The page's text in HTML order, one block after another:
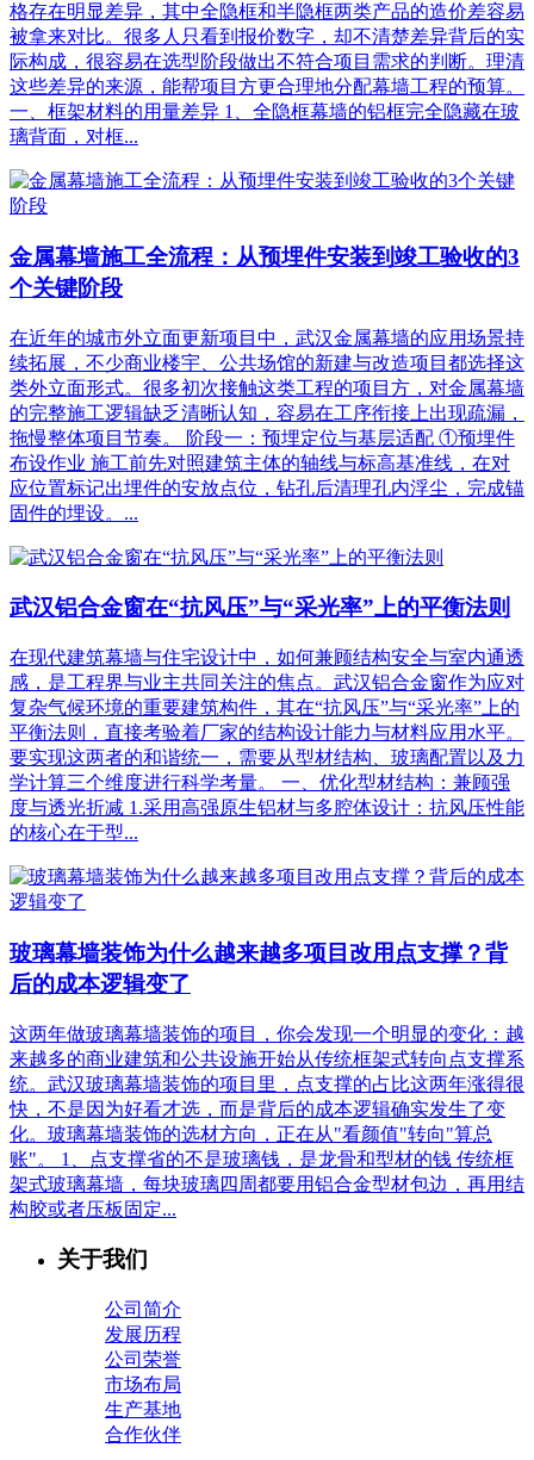
格存在明显差异，其中全隐框和半隐框两类产品的造价差容易
被拿来对比。很多人只看到报价数字，却不清楚差异背后的实
际构成，很容易在选型阶段做出不符合项目需求的判断。理清
这些差异的来源，能帮项目方更合理地分配幕墙工程的预算。
一、框架材料的用量差异 1、全隐框幕墙的铝框完全隐藏在玻
璃背面，对框...
金属幕墙施工全流程：从预埋件安装到竣工验收的3
个关键阶段
在近年的城市外立面更新项目中，武汉金属幕墙的应用场景持
续拓展，不少商业楼宇、公共场馆的新建与改造项目都选择这
类外立面形式。很多初次接触这类工程的项目方，对金属幕墙
的完整施工逻辑缺乏清晰认知，容易在工序衔接上出现疏漏，
拖慢整体项目节奏。 阶段一：预埋定位与基层适配 ①预埋件
布设作业 施工前先对照建筑主体的轴线与标高基准线，在对
应位置标记出埋件的安放点位，钻孔后清理孔内浮尘，完成锚
固件的埋设。...
武汉铝合金窗在“抗风压”与“采光率”上的平衡法则
在现代建筑幕墙与住宅设计中，如何兼顾结构安全与室内通透
感，是工程界与业主共同关注的焦点。武汉铝合金窗作为应对
复杂气候环境的重要建筑构件，其在“抗风压”与“采光率”上的
平衡法则，直接考验着厂家的结构设计能力与材料应用水平。
要实现这两者的和谐统一，需要从型材结构、玻璃配置以及力
学计算三个维度进行科学考量。 一、优化型材结构：兼顾强
度与透光折减 1.采用高强原生铝材与多腔体设计：抗风压性能
的核心在于型...
玻璃幕墙装饰为什么越来越多项目改用点支撑？背
后的成本逻辑变了
这两年做玻璃幕墙装饰的项目，你会发现一个明显的变化：越
来越多的商业建筑和公共设施开始从传统框架式转向点支撑系
统。武汉玻璃幕墙装饰的项目里，点支撑的占比这两年涨得很
快，不是因为好看才选，而是背后的成本逻辑确实发生了变
化。玻璃幕墙装饰的选材方向，正在从"看颜值"转向"算总
账"。 1、点支撑省的不是玻璃钱，是龙骨和型材的钱‌ 传统框
架式玻璃幕墙，每块玻璃四周都要用铝合金型材包边，再用结
构胶或者压板固定...
关于我们
公司简介
发展历程
公司荣誉
市场布局
生产基地
合作伙伴